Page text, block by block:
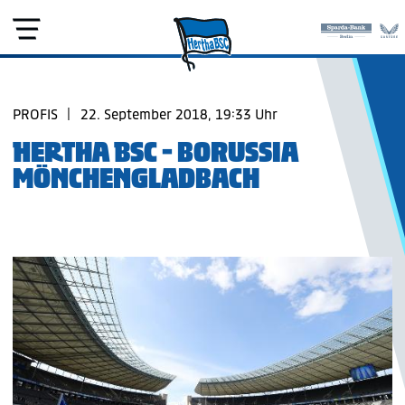
PROFIS 22. September 2018, 19:33 Uhr
HERTHA BSC - BORUSSIA
MÖNCHENGLADBACH